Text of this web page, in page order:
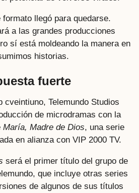
llegó para quedarse.
a las grandes producciones
sí está moldeando la manera en
historias.
fuerte
cveintiuno, Telemundo Studios
de microdramas con la
María, Madre de Dios, una serie
en alianza con VIP 2000 TV.
será el primer título del grupo de
que incluye otras series
de algunos de sus títulos